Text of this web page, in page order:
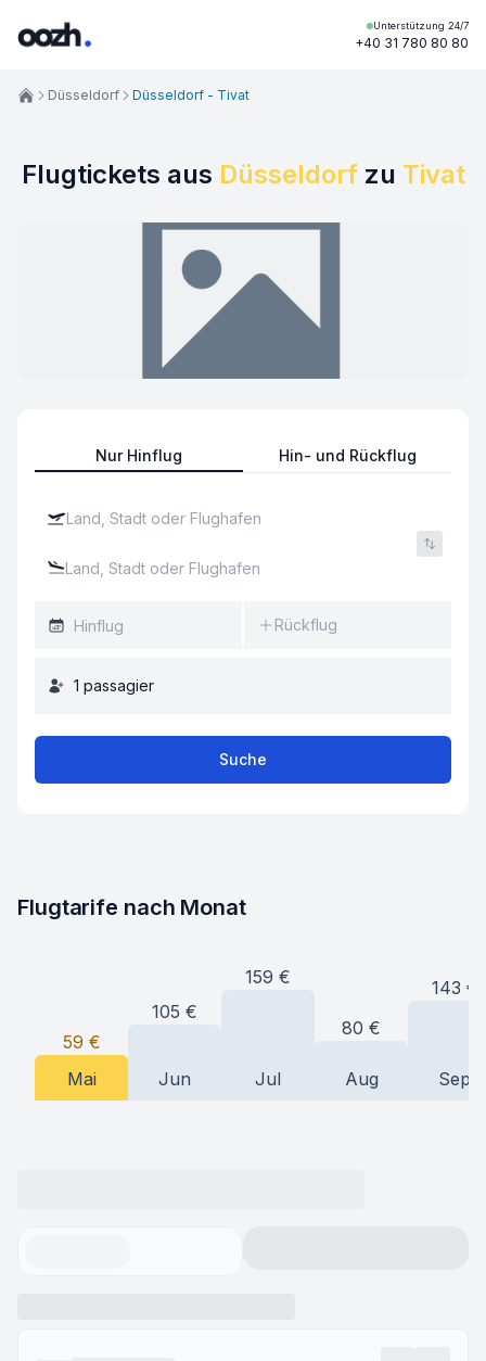
Unterstützung 24/7
+40 31 780 80 80
Flugtickets aus Düsseldorfzu Tivat
Nur Hinflug Hin- und Rückflug
Rückflug
1 passagier
Suche
Düsseldorf Düsseldorf - Tivat
Flugtarife nach Monat
59 €
Mai
105 €
Jun
159 €
Jul
80 €
Aug
143 €
Sep